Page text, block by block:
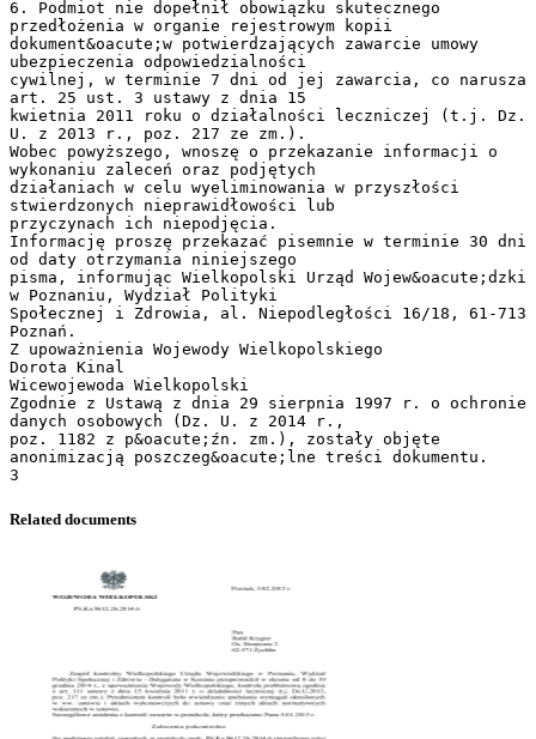
6. Podmiot nie dopełnił obowiązku skutecznego
przedłożenia w organie rejestrowym kopii
dokument&oacute;w potwierdzających zawarcie umowy
ubezpieczenia odpowiedzialności
cywilnej, w terminie 7 dni od jej zawarcia, co narusza
art. 25 ust. 3 ustawy z dnia 15
kwietnia 2011 roku o działalności leczniczej (t.j. Dz.
U. z 2013 r., poz. 217 ze zm.).
Wobec powyższego, wnoszę o przekazanie informacji o
wykonaniu zaleceń oraz podjętych
działaniach w celu wyeliminowania w przyszłości
stwierdzonych nieprawidłowości lub
przyczynach ich niepodjęcia.
Informację proszę przekazać pisemnie w terminie 30 dni
od daty otrzymania niniejszego
pisma, informując Wielkopolski Urząd Wojew&oacute;dzki
w Poznaniu, Wydział Polityki
Społecznej i Zdrowia, al. Niepodległości 16/18, 61-713
Poznań.
Z upoważnienia Wojewody Wielkopolskiego
Dorota Kinal
Wicewojewoda Wielkopolski
Zgodnie z Ustawą z dnia 29 sierpnia 1997 r. o ochronie
danych osobowych (Dz. U. z 2014 r.,
poz. 1182 z p&oacute;źn. zm.), zostały objęte
anonimizacją poszczeg&oacute;lne treści dokumentu.
Related documents